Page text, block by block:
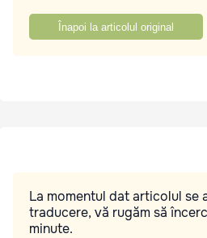
Înapoi la articolul original
La momentul dat articolul se
traducere, vă rugăm să
minute.